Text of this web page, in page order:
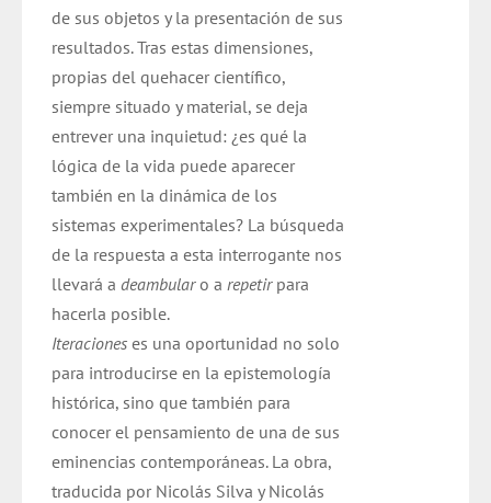
de sus objetos y la presentación de sus
resultados. Tras estas dimensiones,
propias del quehacer científico,
siempre situado y material, se deja
entrever una inquietud: ¿es qué la
lógica de la vida puede aparecer
también en la dinámica de los
sistemas experimentales? La búsqueda
de la respuesta a esta interrogante nos
llevará adeambularo arepetir para
hacerla posible.
Iteraciones es una oportunidad no solo
para introducirse en la epistemología
histórica, sino que también para
conocer el pensamiento de una de sus
eminencias contemporáneas. La obra,
traducida por Nicolás Silva y Nicolás